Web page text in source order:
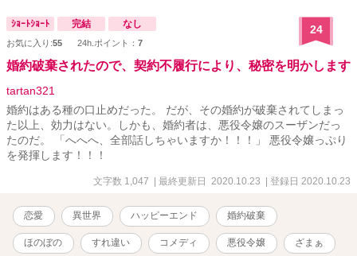
ｼｮｰﾄｼｮｰﾄ 完結 なし
お気に入り:55 24h.ポイント： 7
24
婚約破棄されたので、契約不履行により、秘密を明かします
tartan321
婚約はある種の口止めだった。 だが、その婚約が破棄されてしまっ
た以上、効力はない。しかも、婚約者は、悪役令嬢のスーザンだっ
たのだ。 「へへへ、全部話しちゃいますか！！！」 悪役令嬢っぷり
を発揮します！！！
文字数 1,047 | 最終更新日 2020.10.23 | 登録日 2020.10.23
恋愛 異世界 ハッピーエンド 婚約破棄
ほのぼの すれ違い コメディ 悪役令嬢 ざまぁ